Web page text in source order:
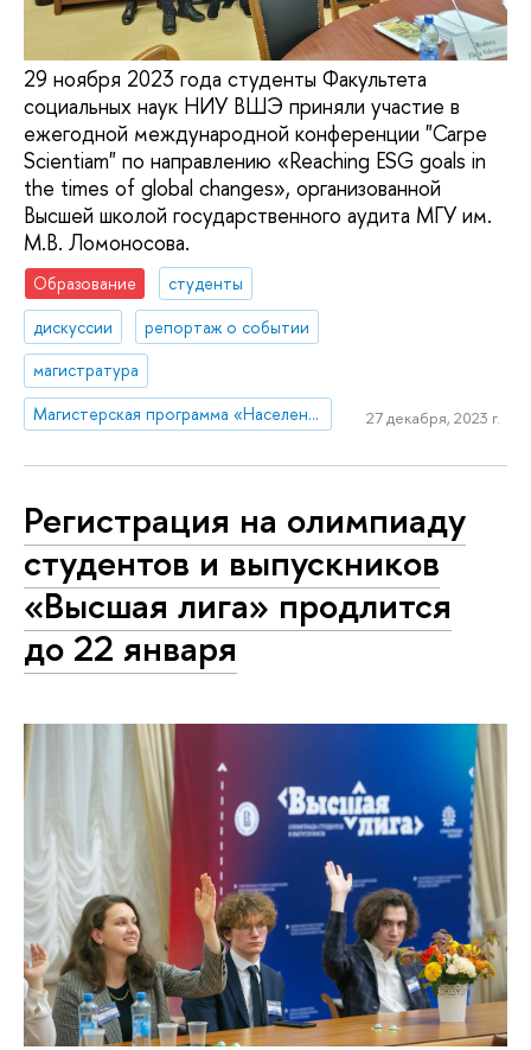
29 ноября 2023 года студенты Факультета
социальных наук НИУ ВШЭ приняли участие в
ежегодной международной конференции "Carpe
Scientiam" по направлению «Reaching ESG goals in
the times of global changes», организованной
Высшей школой государственного аудита МГУ им.
М.В. Ломоносова.
Образование
студенты
дискуссии
репортаж о событии
магистратура
Магистерская программа «Население и развитие»
27 декабря, 2023 г.
Регистрация на олимпиаду
студентов и выпускников
«Высшая лига» продлится
до 22 января